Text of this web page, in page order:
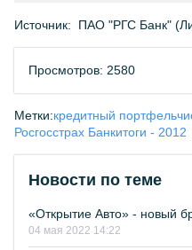
Источник: ПАО "РГС Банк"
Просмотров: 2580
Метки:кредитный портфель
Росгосстрах Банкитоги - 2012
Новости по теме
«Открытие Авто» - новый
04 мая 2022 14:22